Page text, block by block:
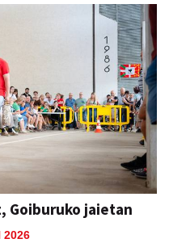
Goiburuko jaietan
2026